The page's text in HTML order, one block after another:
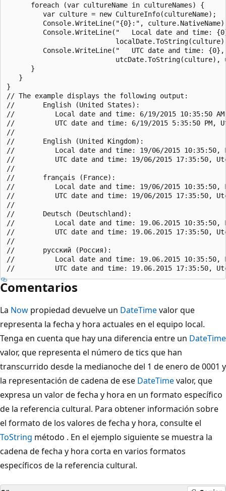
      foreach (var cultureName in cultureNames) {
         var culture = new CultureInfo(cultureName);
Console.WriteLine("{0}:",
Console.WriteLine("   Local date and time:
Console.WriteLine("   UTC date and time:
utcDate.ToString(culture),
      }
   }
}
// The example displays the following output:
//       English (United States):
//          Local date and time: 6/19/2015 10:35:50
//          UTC date and time: 6/19/2015 5:35:50 PM,
//
//       English (United Kingdom):
//          Local date and time: 19/06/2015 10:35:50,
//          UTC date and time: 19/06/2015 17:35:50,
//
//       français (France):
//          Local date and time: 19/06/2015 10:35:50,
//          UTC date and time: 19/06/2015 17:35:50,
//
//       Deutsch (Deutschland):
//          Local date and time: 19.06.2015 10:35:50,
//          UTC date and time: 19.06.2015 17:35:50,
//
//       русский (Россия):
//          Local date and time: 19.06.2015 10:35:50,
Comentarios
La Now propiedad devuelve un DateTimevalor que
representa la fecha y hora actuales en el equipo local.
Tenga en cuenta que hay una diferencia entre un DateTime
valor, que representa el número de tics que han
transcurrido desde la medianoche del 1 de enero de 0001 y
la representación de cadena de ese DateTimevalor, que
expresa un valor de fecha y hora en un formato específico
de la referencia cultural. Para obtener información sobre
el formato de los valores de fecha y hora, consulte el
ToString método . En el ejemplo siguiente se muestra la
cadena de fecha y hora corta en varios formatos
específicos de la referencia cultural.